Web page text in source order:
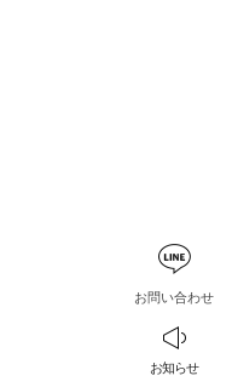
お問い合わせ
お知らせ